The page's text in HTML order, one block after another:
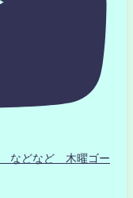
などなど 木曜ゴー